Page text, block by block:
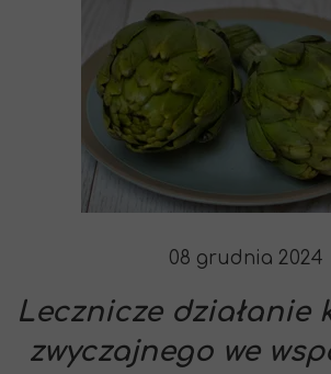
08 grudnia 2024
Lecznicze działanie
zwyczajnego we